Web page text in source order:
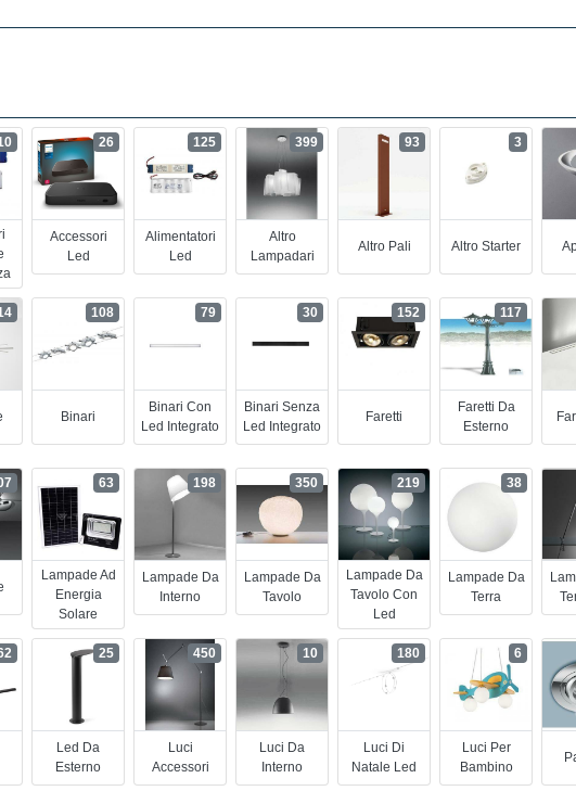
Accessori
Led
26
Alimentatori
Led
125
Altro
Lampadari
399
Altro Pali
93
Altro Starter
3
Binari
108
Binari Con
Led Integrato
79
Binari Senza
Led Integrato
30
Faretti
152
Faretti Da
Esterno
117
Lampade Ad
Energia
Solare
63
Lampade Da
Interno
198
Lampade Da
Tavolo
350
Lampade Da
Tavolo Con
Led
219
Lampade Da
Terra
38
Led Da
Esterno
25
Luci
Accessori
450
Luci Da
Interno
10
Luci Di
Natale Led
180
Luci Per
Bambino
6